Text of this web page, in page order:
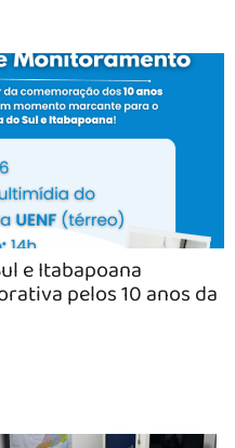
e Itabapoana
pelos 10 anos da